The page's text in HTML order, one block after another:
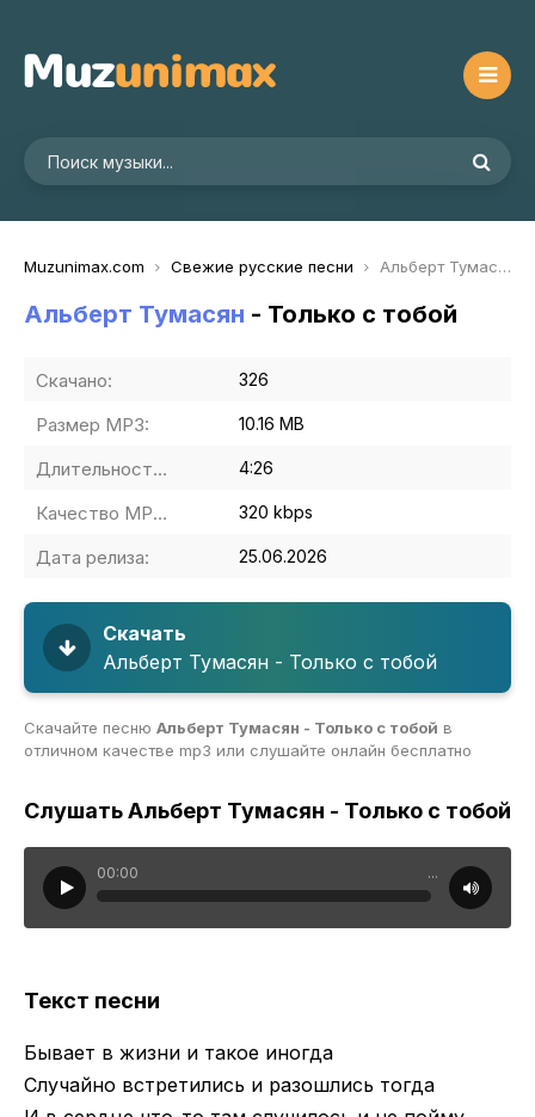
Muzunimax.com Свежие русские песни Альберт Тумасян - Только с тобой
Альберт Тумасян - Только с тобой
Скачано: 326
Размер MP3: 10.16 MB
Длительность MP3: 4:26
Качество MP3: 320 kbps
Дата релиза: 25.06.2026
Скачать
Альберт Тумасян - Только с тобой
Скачайте песню Альберт Тумасян - Только с тобой в
отличном качестве mp3 или слушайте онлайн бесплатно
Слушать Альберт Тумасян - Только с тобой
00:00 ...
Текст песни
Бывает в жизни и такое иногда
Случайно встретились и разошлись тогда